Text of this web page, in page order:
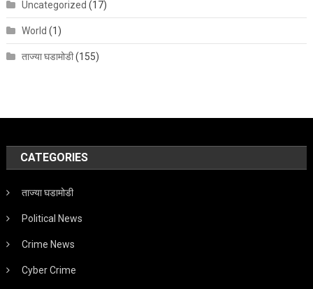
Uncategorized (17)
World (1)
ताज्या घडामोडी(155)
CATEGORIES
ताज्या घडामोडी
Political News
Crime News
Cyber Crime